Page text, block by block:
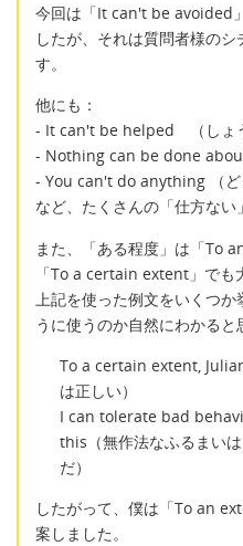
今回は「It can't be avoided
したが、それは質問者様の
す。
他にも：
- It can't be helped （しょ
- Nothing can be done
- You can't do anything （ど
など、たくさんの「仕方ない
また、「ある程度」は「To
「To a certain extent」でも
上記を使った例文をいくつ
うに使うのか自然にわかると
To a certain extent,
は正しい）
I can tolerate bad
this（無作法なふるまい
だ）
したがって、僕は「To an
案しました。